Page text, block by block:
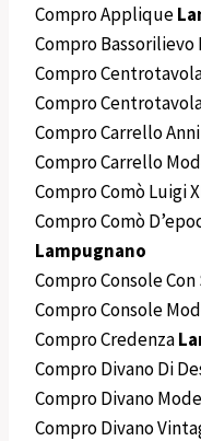
Compro Applique
Compro
Compro
Compro
Compro Carrello
Compro Carrello
Compro Comò Luigi
Compro Comò
Lampugnano
Compro Console
Compro Console
Compro Credenza
Compro Divano Di
Compro Divano
Compro Divano